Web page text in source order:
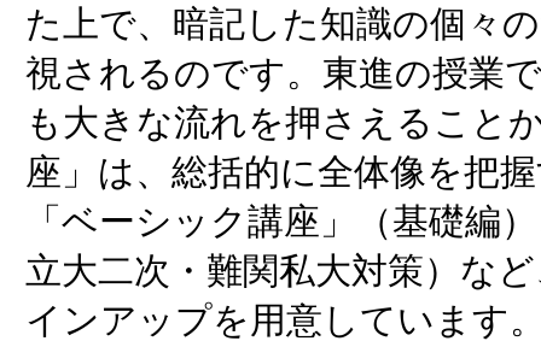
た上で、暗記した知識の個々
視されるのです。東進の授業
も大きな流れを押さえること
座」は、総括的に全体像を把
「ベーシック講座」（基礎編
立大二次・難関私大対策）な
インアップを用意しています